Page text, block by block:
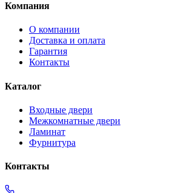
Компания
О компании
Доставка и оплата
Гарантия
Контакты
Каталог
Входные двери
Межкомнатные двери
Ламинат
Фурнитура
Контакты